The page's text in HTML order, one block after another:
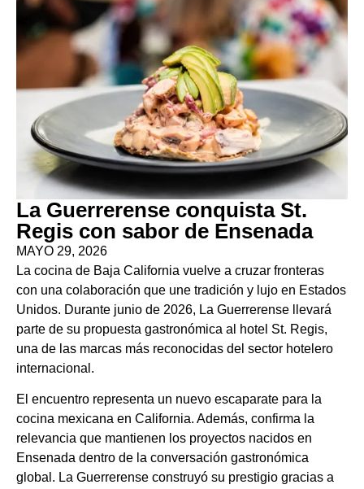
La Guerrerense conquista St.
Regis con sabor de Ensenada
MAYO 29, 2026
La cocina de Baja California vuelve a cruzar fronteras
con una colaboración que une tradición y lujo en Estados
Unidos. Durante junio de 2026, La Guerrerense llevará
parte de su propuesta gastronómica al hotel St. Regis,
una de las marcas más reconocidas del sector hotelero
internacional.
El encuentro representa un nuevo escaparate para la
cocina mexicana en California. Además, confirma la
relevancia que mantienen los proyectos nacidos en
Ensenada dentro de la conversación gastronómica
global. La Guerrerense construyó su prestigio gracias a